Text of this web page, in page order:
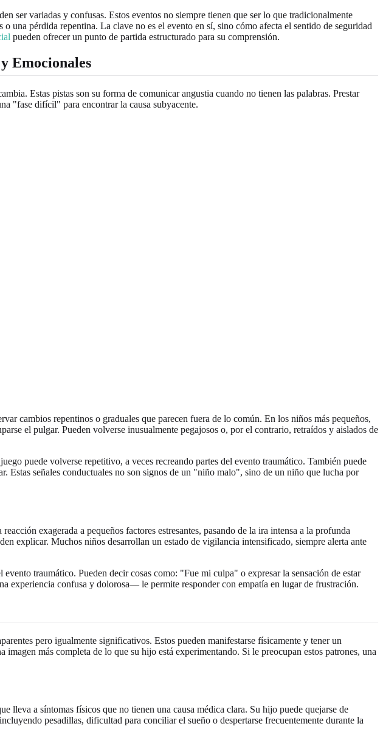
ser variadas y confusas. Estos eventos no siempre tienen que ser lo que tradicionalmente
una pérdida repentina. La clave no es el evento en sí, sino cómo afecta el sentido de seguridad
pueden ofrecer un punto de partida estructurado para su comprensión.
Emocionales
Estas pistas son su forma de comunicar angustia cuando no tienen las palabras. Prestar
"fase difícil" para encontrar la causa subyacente.
cambios repentinos o graduales que parecen fuera de lo común. En los niños más pequeños,
el pulgar. Pueden volverse inusualmente pegajosos o, por el contrario, retraídos y aislados de
puede volverse repetitivo, a veces recreando partes del evento traumático. También puede
Estas señales conductuales no son signos de un "niño malo", sino de un niño que lucha por
exagerada a pequeños factores estresantes, pasando de la ira intensa a la profunda
explicar. Muchos niños desarrollan un estado de vigilancia intensificado, siempre alerta ante
traumático. Pueden decir cosas como: "Fue mi culpa" o expresar la sensación de estar
experiencia confusa y dolorosa— le permite responder con empatía en lugar de frustración.
pero igualmente significativos. Estos pueden manifestarse físicamente y tener un
más completa de lo que su hijo está experimentando. Si le preocupan estos patrones, una
a síntomas físicos que no tienen una causa médica clara. Su hijo puede quejarse de
pesadillas, dificultad para conciliar el sueño o despertarse frecuentemente durante la